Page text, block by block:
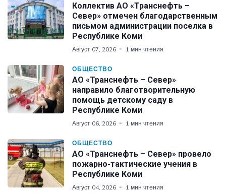
Коллектив АО «Транснефть –
Север» отмечен благодарственным
письмом администрации поселка в
Республике Коми
Август 07, 2026 1 мин чтения
ОБЩЕСТВО
АО «Транснефть – Север»
направило благотворительную
помощь детскому саду в
Республике Коми
Август 06, 2026 1 мин чтения
ОБЩЕСТВО
АО «Транснефть – Север» провело
пожарно-тактические учения в
Республике Коми
Август 04, 2026 1 мин чтения